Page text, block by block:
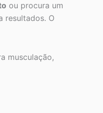
ou procura um
resultados. O
musculação,